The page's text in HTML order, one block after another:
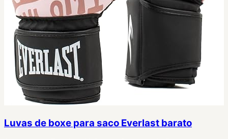
Luvas de boxe para saco Everlast barato